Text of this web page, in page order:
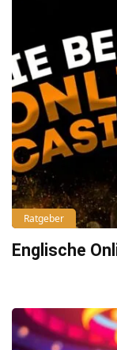
Ratgeber
Englische